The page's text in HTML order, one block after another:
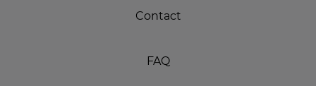
Contact
FAQ